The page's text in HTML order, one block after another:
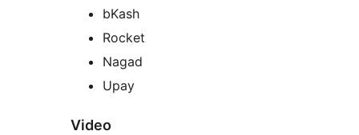
bKash
Rocket
Nagad
Upay
Video